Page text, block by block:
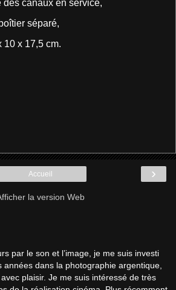
des canaux en service,
séparé,
10 x 17,5 cm.
›
Accueil
la version Web
par le son et l’image, je me suis investi
années dans la photographie argentique,
plaisir. Je me suis intéressé de très